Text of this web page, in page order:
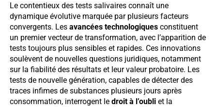
Le contentieux des tests salivaires connaît une
dynamique évolutive marquée par plusieurs facteurs
convergents. Les avancées technologiques constituent
un premier vecteur de transformation, avec l’apparition de
tests toujours plus sensibles et rapides. Ces innovations
soulèvent de nouvelles questions juridiques, notamment
sur la fiabilité des résultats et leur valeur probatoire. Les
tests de nouvelle génération, capables de détecter des
traces infimes de substances plusieurs jours après
consommation, interrogent le droit à l’oubli et la